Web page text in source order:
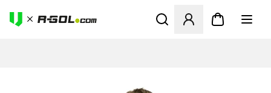
Odpre Modal za prijavo ali